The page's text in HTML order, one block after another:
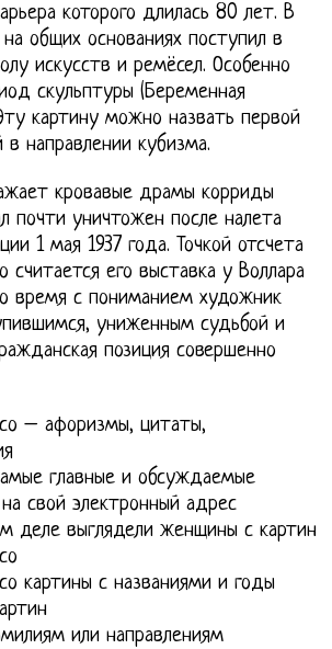
которого длилась 80 лет. В
на общих основаниях поступил в
искусств и ремёсел. Особенно
скульптуры (Беременная
картину можно назвать первой
в направлении кубизма.
кровавые драмы корриды
почти уничтожен после налета
1 мая 1937 года. Точкой отсчета
считается его выставка у Воллара
время с пониманием художник
униженным судьбой и
позиция совершенно
– афоризмы, цитаты,
главные и обсуждаемые
свой электронный адрес
деле выглядели женщины с картин
картины с названиями и годы
или направлениям